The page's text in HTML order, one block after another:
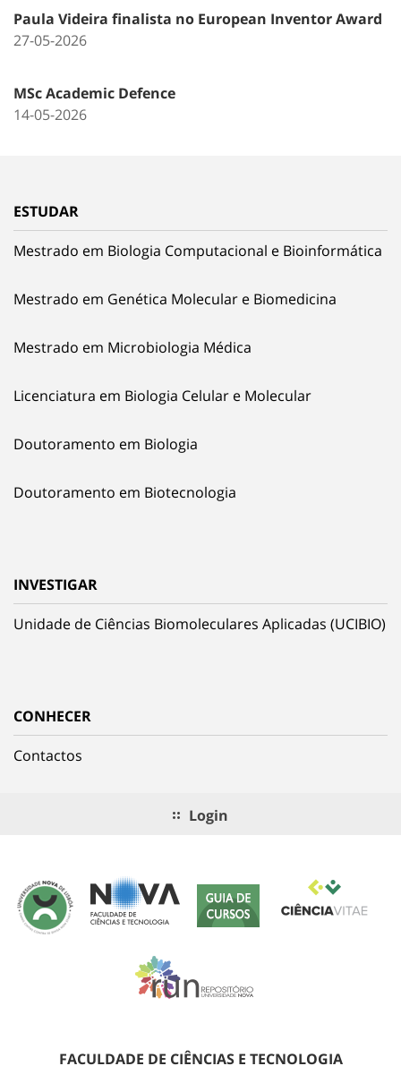
Paula Videira finalista no European Inventor Award
27-05-2026
MSc Academic Defence
14-05-2026
ESTUDAR
Mestrado em Biologia Computacional e Bioinformática
Mestrado em Genética Molecular e Biomedicina
Mestrado em Microbiologia Médica
Licenciatura em Biologia Celular e Molecular
Doutoramento em Biologia
Doutoramento em Biotecnologia
INVESTIGAR
Unidade de Ciências Biomoleculares Aplicadas (UCIBIO)
CONHECER
Contactos
Login
FACULDADE DE CIÊNCIAS E TECNOLOGIA